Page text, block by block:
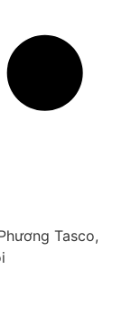
Tasco,